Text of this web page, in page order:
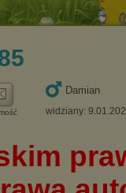
Damian
widziany: